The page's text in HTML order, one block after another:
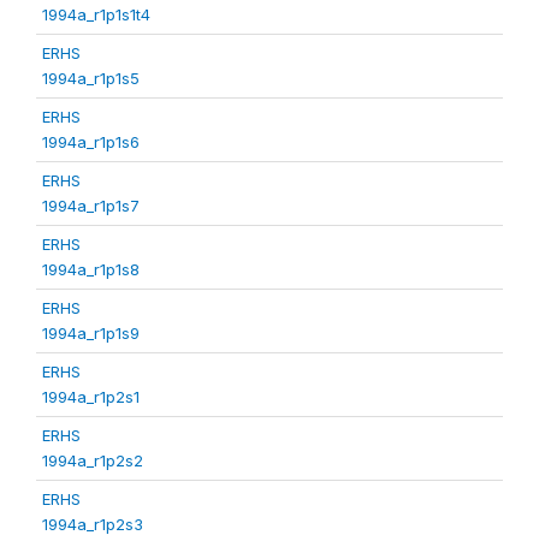
1994a_r1p1s1t4
ERHS
1994a_r1p1s5
ERHS
1994a_r1p1s6
ERHS
1994a_r1p1s7
ERHS
1994a_r1p1s8
ERHS
1994a_r1p1s9
ERHS
1994a_r1p2s1
ERHS
1994a_r1p2s2
ERHS
1994a_r1p2s3